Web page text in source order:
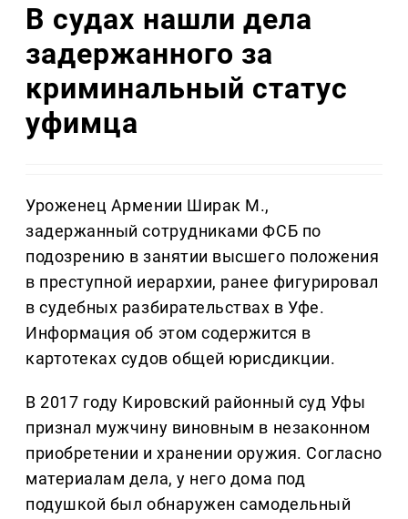
В судах нашли дела
задержанного за
криминальный статус
уфимца
Уроженец Армении Ширак М.,
задержанный сотрудниками ФСБ по
подозрению в занятии высшего положения
в преступной иерархии, ранее фигурировал
в судебных разбирательствах в Уфе.
Информация об этом содержится в
картотеках судов общей юрисдикции.
В 2017 году Кировский районный суд Уфы
признал мужчину виновным в незаконном
приобретении и хранении оружия. Согласно
материалам дела, у него дома под
подушкой был обнаружен самодельный